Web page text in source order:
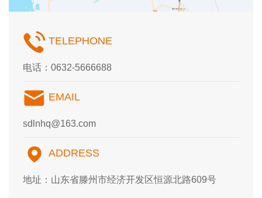
TELEPHONE
电话：0632-5666688
EMAIL
sdlnhq@163.com
ADDRESS
地址：山东省滕州市经济开发区恒源北路609号